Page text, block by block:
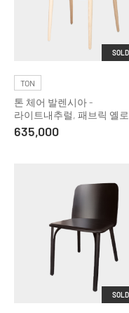
TON
톤 체어 발렌시아 -
라이트내추럴, 패브릭 옐
635,000